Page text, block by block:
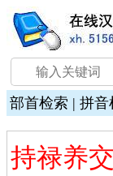
部首检索 | 拼音
持禄养交